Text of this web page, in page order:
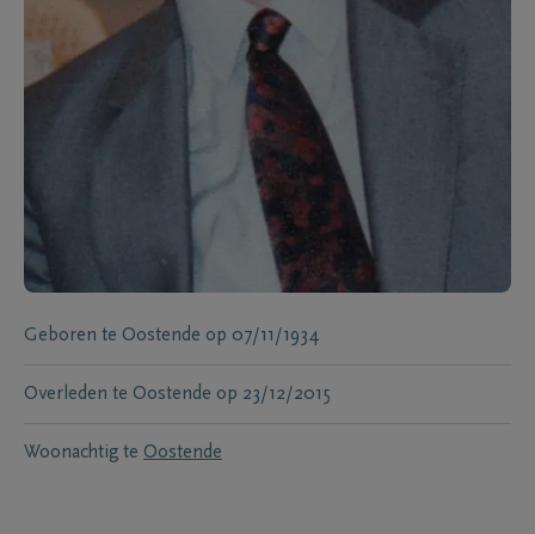
Geboren te Oostende op 07/11/1934
Overleden te Oostende op 23/12/2015
Woonachtig te Oostende